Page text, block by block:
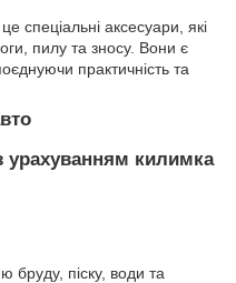
спеціальні аксесуари, які
пилу та зносу. Вони є
практичність та
урахуванням килимка
бруду, піску, води та